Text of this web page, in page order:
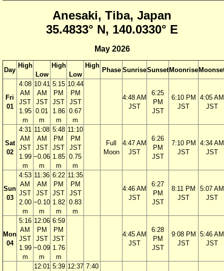
Anesaki, Tiba, Japan
35.4833° N, 140.0330° E
May 2026
Day
High
Low
High
Low
High
Phase SunriseSunset Moonrise
Fri
01
4:08
AM
JST
1.95
m
10:41
AM
JST
0.01
m
5:15
PM
JST
1.86
m
10:44
PM
JST
0.67
m
4:48 AM
JST
6:25
PM
JST
6:10 PM
JST
4:05 AM
JST
Sat
02
4:31
AM
JST
1.99
m
11:08
AM
JST
−0.06
m
5:48
PM
JST
1.85
m
11:10
PM
JST
0.75
m
Full
Moon
4:47 AM
JST
6:26
PM
JST
7:10 PM
JST
4:34 AM
JST
Sun
03
4:53
AM
JST
2.00
m
11:36
AM
JST
−0.10
m
6:22
PM
JST
1.82
m
11:35
PM
JST
0.83
m
4:46 AM
JST
6:27
PM
JST
8:11 PM
JST
5:07 AM
JST
Mon
04
5:16
AM
JST
1.99
m
12:06
PM
JST
−0.09
m
6:59
PM
JST
1.76
m
4:45 AM
JST
6:28
PM
JST
9:08 PM
JST
5:46 AM
JST
12:01 5:39 12:37 7:40